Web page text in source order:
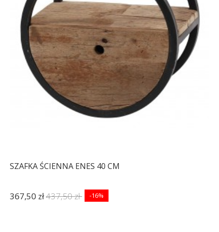
SZAFKA ŚCIENNA ENES 40 CM
367,50 zł437,50 zł -16%